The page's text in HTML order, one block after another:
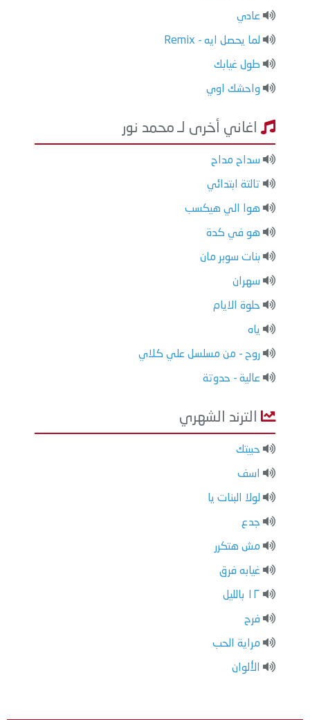
عادي
لما يحصل ايه - Remix
طول غيابك
واحشك اوي
اغاني أخرى لـ محمد نور
سداح مداح
تالتة ابتدائي
هوا الي هيكسب
هو في كدة
بنات سوبر مان
سهران
حلوة الايام
ياه
روح - من مسلسل علي كلاي
عالية - حدوتة
الترند الشهري
حبيتك
اسف
لولا البنات يا
جدع
مش هتكرر
غيابه فرق
١٢ بالليل
فرح
مراية الحب
الألوان